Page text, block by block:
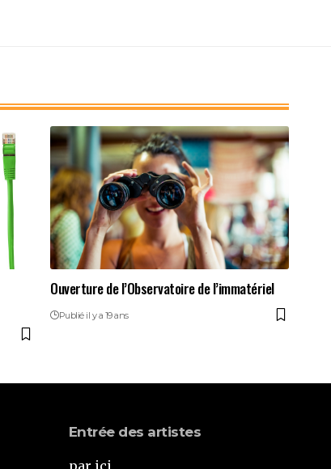
Ouverture de l’Observatoire de l’immatériel
Publié il y a 19 ans
Entrée des artistes
par ici